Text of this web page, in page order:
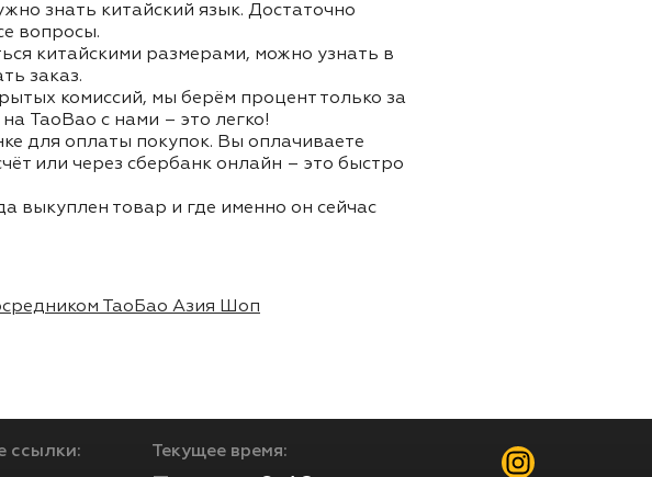
знать китайский язык. Достаточно
вопросы.
китайскими размерами, можно узнать в
заказ.
комиссий, мы берём процент только за
TaoBao с нами – это легко!
для оплаты покупок. Вы оплачиваете
или через сбербанк онлайн – это быстро
выкуплен товар и где именно он сейчас
ТаоБао Азия Шоп
ссылки: Текущее время: